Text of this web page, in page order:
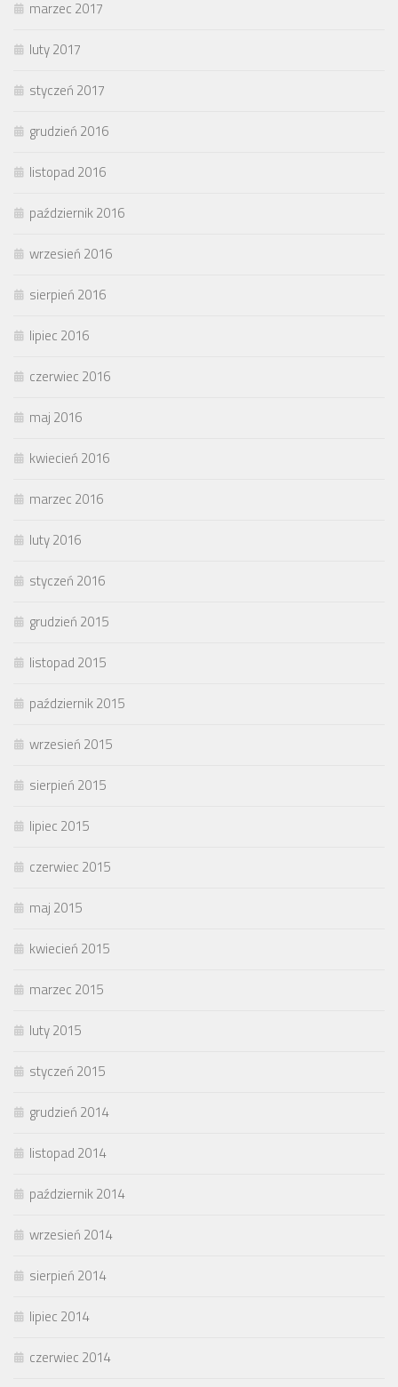
marzec 2017
luty 2017
styczeń 2017
grudzień 2016
listopad 2016
październik 2016
wrzesień 2016
sierpień 2016
lipiec 2016
czerwiec 2016
maj 2016
kwiecień 2016
marzec 2016
luty 2016
styczeń 2016
grudzień 2015
listopad 2015
październik 2015
wrzesień 2015
sierpień 2015
lipiec 2015
czerwiec 2015
maj 2015
kwiecień 2015
marzec 2015
luty 2015
styczeń 2015
grudzień 2014
listopad 2014
październik 2014
wrzesień 2014
sierpień 2014
lipiec 2014
czerwiec 2014